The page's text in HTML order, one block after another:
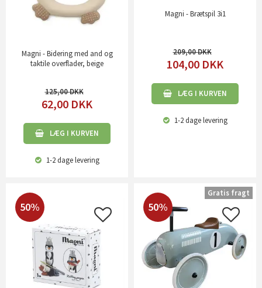
Magni - Bidering med and og
taktile overflader, beige
125,00
62,00 DKK
LÆG I KURVEN
1-2 dagelevering
Magni - Brætspil 3i1
209,00
104,00 DKK
LÆG I KURVEN
1-2 dagelevering
50% 50%
Gratis fragt